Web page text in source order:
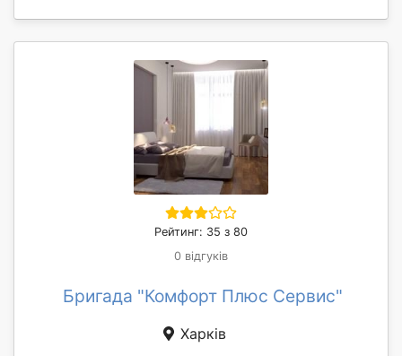
Рейтинг: 35 з 80
0 відгуків
Бригада "Комфорт Плюс Сервис"
Харків